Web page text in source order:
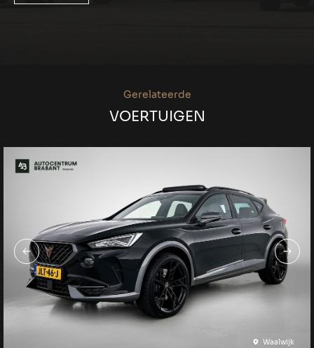
Gerelateerde
VOERTUIGEN
Waalwijk